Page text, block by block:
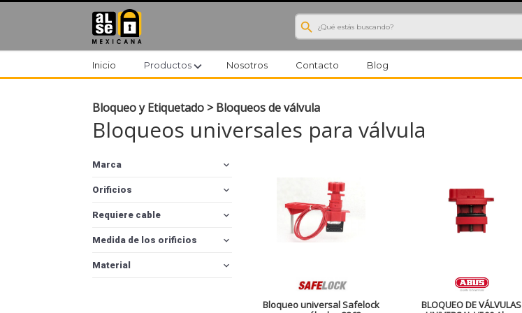
search
Inicio Productosexpand_more Nosotros Contacto Blog
Bloqueo y Etiquetado >Bloqueos de válvula
Bloqueos universales para válvula
Marca expand_more
Orificios expand_more
Requiere cable expand_more
Medida de los orificios expand_more
Material expand_more
Bloqueo universal Safelock
BLOQUEO DE VÁLVULAS